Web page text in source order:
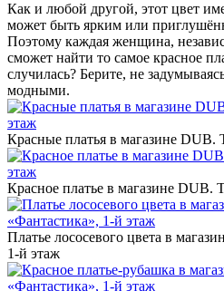
Как и любой другой, этот цвет
может быть ярким или
Поэтому каждая женщина,
сможет найти то самое красное
случилась? Берите, не
модными.
Красные платья в магазине
Красное платье в магазине DUB.
Платье лососевого цвета в
1-й этаж